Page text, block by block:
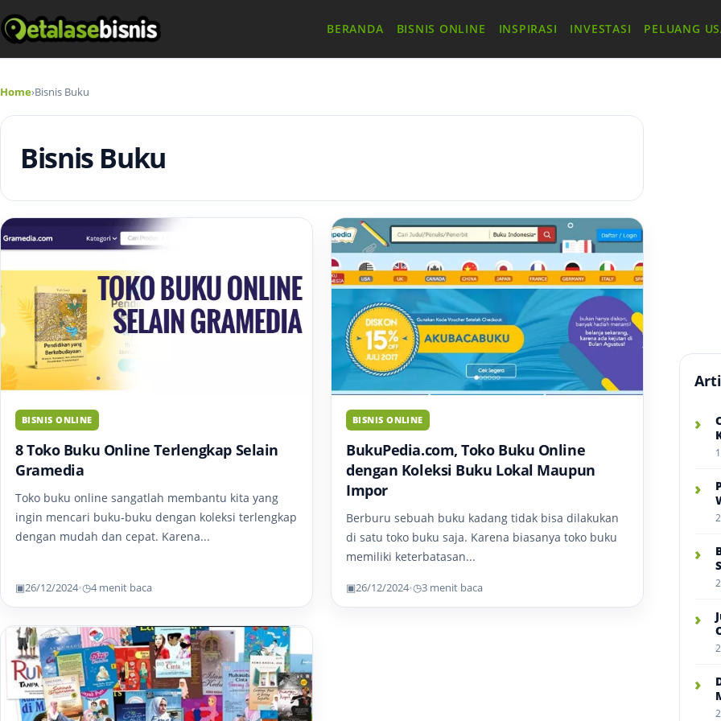
BERANDA BISNIS ONLINE INSPIRASI INVESTASI PELUANG
Home›Bisnis Buku
Bisnis Buku
BISNIS ONLINE
8 Toko Buku Online Terlengkap Selain
Gramedia
Toko buku online sangatlah membantu kita yang
ingin mencari buku-buku dengan koleksi terlengkap
dengan mudah dan cepat. Karena...
▣26/12/2024•◷4 menit baca
BISNIS ONLINE
BukuPedia.com, Toko Buku Online
dengan Koleksi Buku Lokal Maupun
Impor
Berburu sebuah buku kadang tidak bisa dilakukan
di satu toko buku saja. Karena biasanya toko buku
memiliki keterbatasan...
▣26/12/2024•◷3 menit baca
›
›
›
›
›